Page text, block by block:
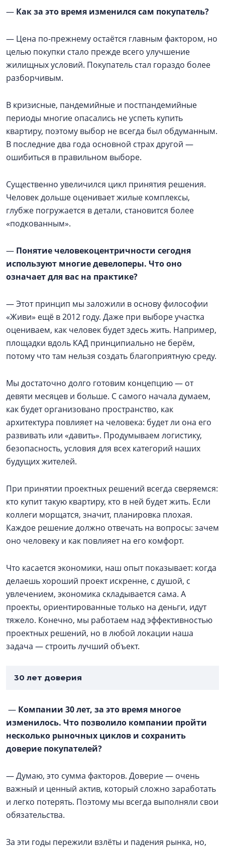
— Как за это время изменился сам покупатель?
— Цена по-прежнему остаётся главным фактором, но
целью покупки стало прежде всего улучшение
жилищных условий. Покупатель стал гораздо более
разборчивым.
В кризисные, пандемийные и постпандемийные
периоды многие опасались не успеть купить
квартиру, поэтому выбор не всегда был обдуманным.
В последние два года основной страх другой —
ошибиться в правильном выборе.
Существенно увеличился цикл принятия решения.
Человек дольше оценивает жилые комплексы,
глубже погружается в детали, становится более
«подкованным».
— Понятие человекоцентричности сегодня
используют многие девелоперы. Что оно
означает для вас на практике?
— Этот принцип мы заложили в основу философии
«Живи» ещё в 2012 году. Даже при выборе участка
оцениваем, как человек будет здесь жить. Например,
площадки вдоль КАД принципиально не берём,
потому что там нельзя создать благоприятную среду.
Мы достаточно долго готовим концепцию — от
девяти месяцев и больше. С самого начала думаем,
как будет организовано пространство, как
архитектура повлияет на человека: будет ли она его
развивать или «давить». Продумываем логистику,
безопасность, условия для всех категорий наших
будущих жителей.
При принятии проектных решений всегда сверяемся:
кто купит такую квартиру, кто в ней будет жить. Если
коллеги морщатся, значит, планировка плохая.
Каждое решение должно отвечать на вопросы: зачем
оно человеку и как повлияет на его комфорт.
Что касается экономики, наш опыт показывает: когда
делаешь хороший проект искренне, с душой, с
увлечением, экономика складывается сама. А
проекты, ориентированные только на деньги, идут
тяжело. Конечно, мы работаем над эффективностью
проектных решений, но в любой локации наша
задача — строить лучший объект.
30 лет доверия
— Компании 30 лет, за это время многое
изменилось. Что позволило компании пройти
несколько рыночных циклов и сохранить
доверие покупателей?
— Думаю, это сумма факторов. Доверие — очень
важный и ценный актив, который сложно заработать
и легко потерять. Поэтому мы всегда выполняли свои
обязательства.
За эти годы пережили взлёты и падения рынка, но,